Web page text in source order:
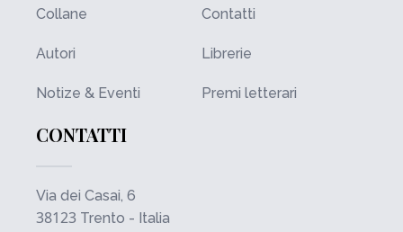
Collane
Autori
Notize & Eventi
Contatti
Librerie
Premi letterari
CONTATTI
Via dei Casai, 6
38123 Trento - Italia